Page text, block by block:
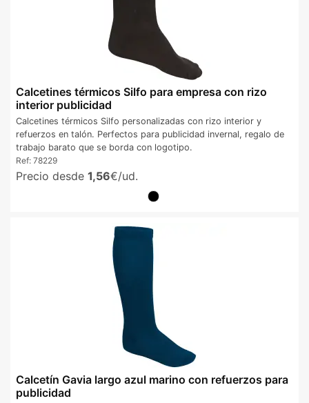
Calcetines térmicos Silfo para empresa con rizo
interior publicidad
Calcetines térmicos Silfo personalizadas con rizo interior y
refuerzos en talón. Perfectos para publicidad invernal, regalo de
trabajo barato que se borda con logotipo.
Ref: 78229
Precio desde 1,56€/ud.
Calcetín Gavia largo azul marino con refuerzos para
publicidad